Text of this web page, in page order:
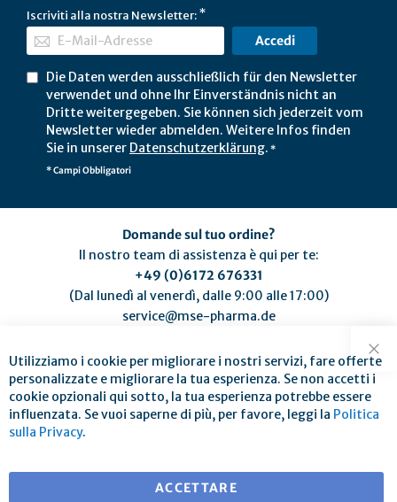
Iscriviti alla nostra Newsletter:
Accedi
Die Daten werden ausschließlich für den Newsletter
verwendet und ohne Ihr Einverständnis nicht an
Dritte weitergegeben. Sie können sich jederzeit vom
Newsletter wieder abmelden. Weitere Infos finden
Sie in unserer Datenschutzerklärung. *
* Campi Obbligatori
Domande sul tuo ordine?
Il nostro team di assistenza è qui per te:
+49 (0)6172 676331
(Dal lunedì al venerdì, dalle 9:00 alle 17:00)
service@mse-pharma.de
Spedizione gratuita per ordini superiori a € 25
Utilizziamo i cookie per migliorare i nostri servizi, fare offerte
personalizzate e migliorare la tua esperienza. Se non accetti i
cookie opzionali qui sotto, la tua esperienza potrebbe essere
influenzata. Se vuoi saperne di più, per favore, leggi la Politica
sulla Privacy.
ACCETTARE